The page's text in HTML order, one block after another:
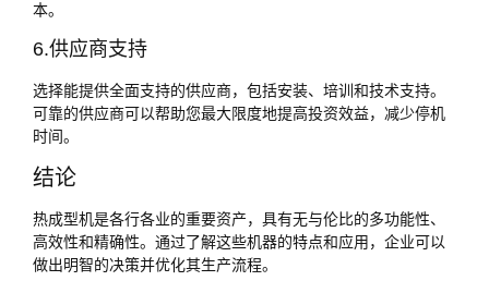
本。
6.供应商支持
选择能提供全面支持的供应商，包括安装、培训和技术支持。
可靠的供应商可以帮助您最大限度地提高投资效益，减少停机
时间。
结论
热成型机是各行各业的重要资产，具有无与伦比的多功能性、
高效性和精确性。通过了解这些机器的特点和应用，企业可以
做出明智的决策并优化其生产流程。